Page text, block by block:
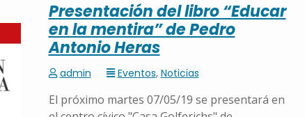
Presentación del libro “Educar
en la mentira” de Pedro
Antonio Heras
admin Eventos, Noticias
El próximo martes 07/05/19 se presentará en